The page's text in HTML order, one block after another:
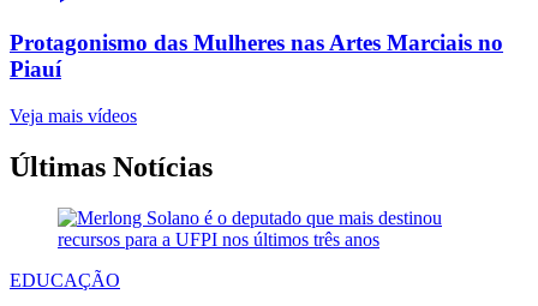
Protagonismo das Mulheres nas Artes Marciais no
Piauí
Veja mais vídeos
Últimas Notícias
EDUCAÇÃO